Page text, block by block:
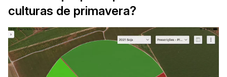
culturas de primavera?